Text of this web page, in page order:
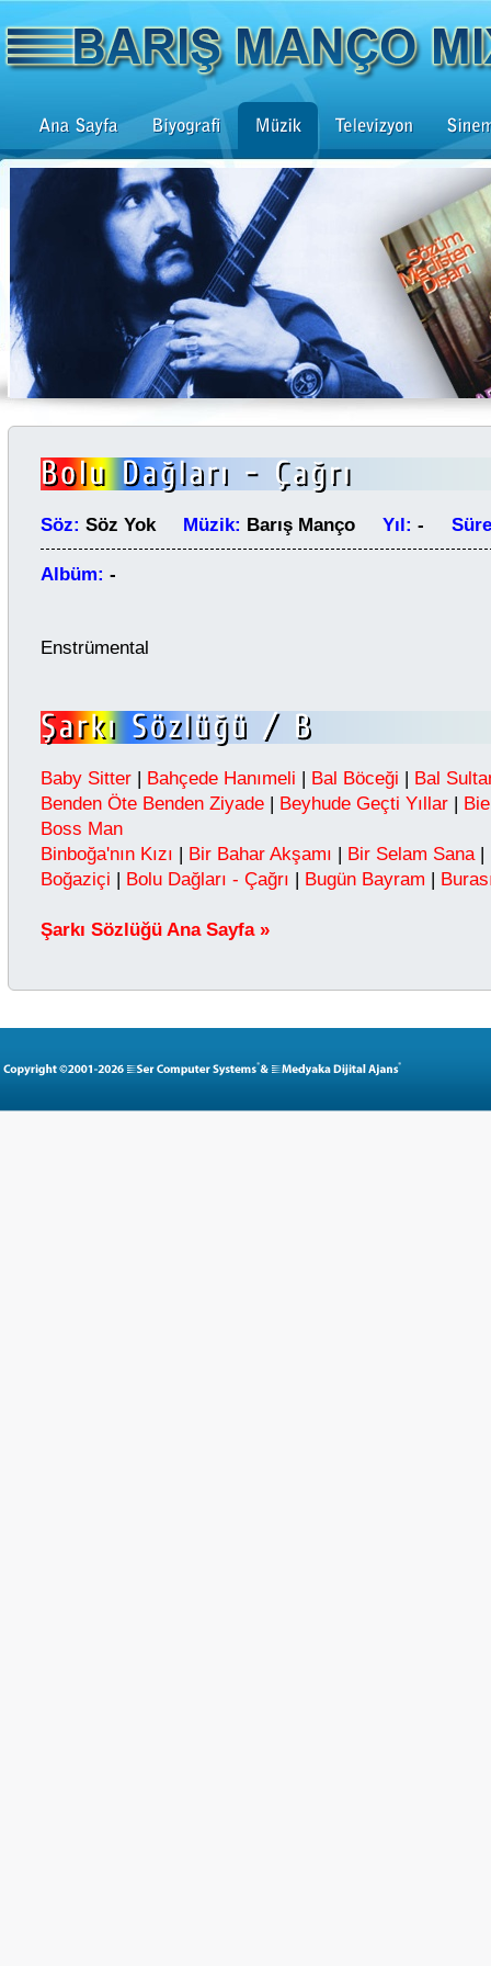
Söz: Söz Yok Müzik: Barış Manço Yıl: -
Albüm: -
Enstrümental
Baby Sitter | Bahçede Hanımeli | Bal Böceği | Bal
Benden Öte Benden Ziyade | Beyhude Geçti Yıllar |
Boss Man
Binboğa'nın Kızı | Bir Bahar Akşamı | Bir Selam Sana|
Boğaziçi | Bolu Dağları - Çağrı | Bugün Bayram |
Şarkı Sözlüğü Ana Sayfa »